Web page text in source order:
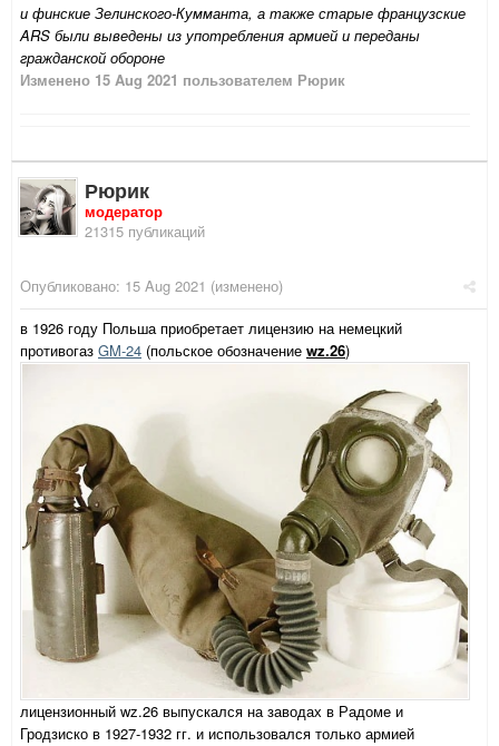
и финские Зелинского-Кумманта, а также старые французские
ARS были выведены из употребления армией и переданы
гражданской обороне
Изменено 15 Aug 2021 пользователем Рюрик
Рюрик
модератор
21315 публикаций
Опубликовано: 15 Aug 2021 (изменено)
в 1926 году Польша приобретает лицензию на немецкий
противогаз GM-24 (польское обозначение wz.26)
лицензионный wz.26 выпускался на заводах в Радоме и
Гродзиско в 1927-1932 гг. и использовался только армией